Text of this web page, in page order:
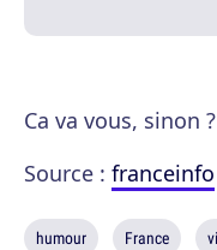
Ca va vous, sinon ?
Source : franceinfo
humour France